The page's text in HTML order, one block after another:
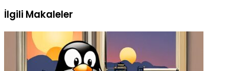
İlgili Makaleler